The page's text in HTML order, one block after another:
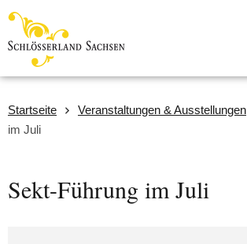
Startseite Veranstaltungen & Ausstellungen
im Juli
Sekt-Führung im Juli